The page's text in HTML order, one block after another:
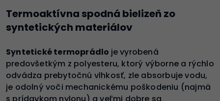
Termoaktívna spodná bielizeň zo
syntetických materiálov
Syntetické termoprádlo je vyrobená
predovšetkým z polyesteru, ktorý výborne a rýchlo
odvádza prebytočnú vlhkosť, zle absorbuje vodu,
je odolný voči mechanickému poškodeniu (najmä
s prídavkom nylonu) a veľmi dobre sa